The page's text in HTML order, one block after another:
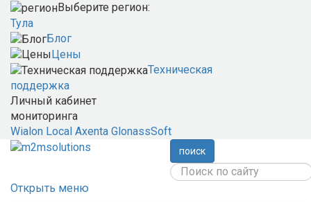
Выберите регион:
Тула
Блог
Цены
Техническая
поддержка
Личный кабинет
мониторинга
Wialon Local Axenta GlonassSoft
поиск
Открыть меню